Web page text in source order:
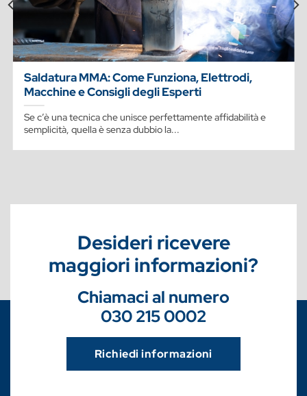
Saldatura MMA: Come Funziona, Elettrodi,
Macchine e Consigli degli Esperti
Se c’è una tecnica che unisce perfettamente affidabilità e
semplicità, quella è senza dubbio la...
Desideri ricevere
maggiori informazioni?
Chiamaci al numero
030 215 0002
Richiedi informazioni